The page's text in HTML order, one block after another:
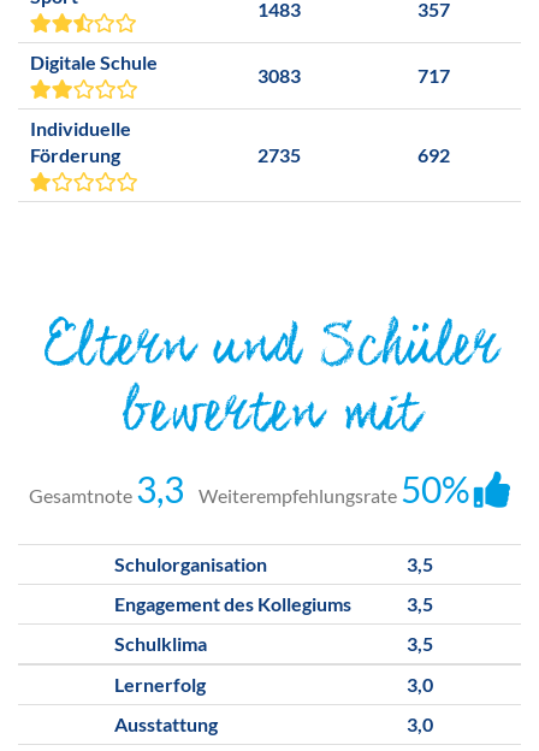
1483 357
Digitale Schule
3083 717
Individuelle
Förderung
2735 692
Eltern und Schüler
bewerten mit
Gesamtnote 3,3 Weiterempfehlungsrate 50%
Schulorganisation
3,5
Engagement des Kollegiums
3,5
Schulklima
3,5
Lernerfolg
3,0
Ausstattung
3,0